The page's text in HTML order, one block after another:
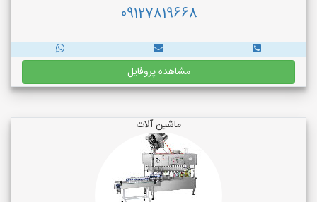
09127819668
مشاهده پروفایل
ماشین آلات